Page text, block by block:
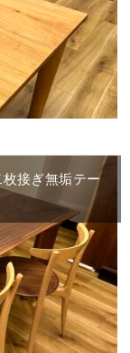
枚接ぎ無垢テー